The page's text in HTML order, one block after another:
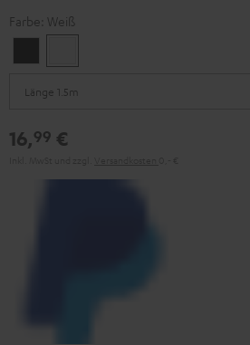
Farbe: Weiß
16,99 €